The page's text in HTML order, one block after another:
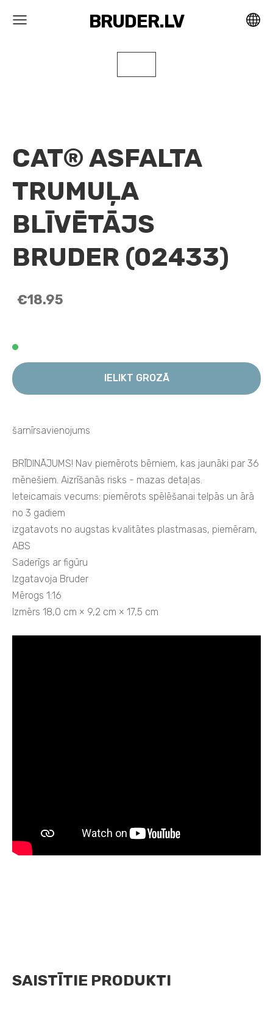
BRUDER.LV
CAT® ASFALTA
TRUMUĻA
BLĪVĒTĀJS
BRUDER (02433)
€18.95
IELIKT GROZĀ
šarnīrsavienojums
BRĪDINĀJUMS! Nav piemērots bērniem, kas jaunāki par 36
mēnešiem. Aizrīšanās risks - mazas detaļas.
Ieteicamais vecums: piemērots spēlēšanai telpās un ārā
no 3 gadiem
izgatavots no augstas kvalitātes plastmasas, piemēram,
ABS
Saderīgs ar figūru
Izgatavoja Bruder
Mērogs 1:16
Izmērs 18,0 cm × 9,2 cm × 17,5 cm
SAISTĪTIE PRODUKTI